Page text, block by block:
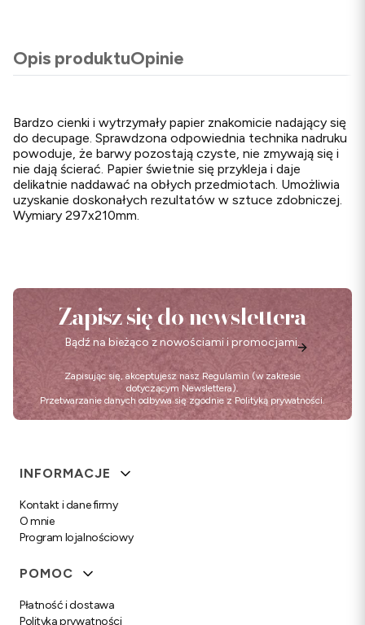
Opis produktuOpinie
Bardzo cienki i wytrzymały papier znakomicie nadający się
do decupage. Sprawdzona odpowiednia technika nadruku
powoduje, że barwy pozostają czyste, nie zmywają się i
nie dają ścierać. Papier świetnie się przykleja i daje
delikatnie naddawać na obłych przedmiotach. Umożliwia
uzyskanie doskonałych rezultatów w sztuce zdobniczej.
Wymiary 297x210mm.
Zapisz się do newslettera
Bądź na bieżąco z nowościami i promocjami.
Zapisując się, akceptujesz nasz Regulamin (w zakresie
dotyczącym Newslettera).
Przetwarzanie danych odbywa się zgodnie z Polityką prywatności.
Linki w stopce
INFORMACJE
Kontakt i dane firmy
O mnie
Program lojalnościowy
POMOC
Płatność i dostawa
Polityka prywatności